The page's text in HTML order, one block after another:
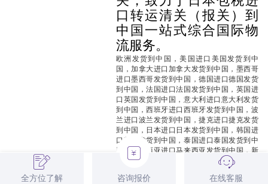
口转运清关（报关）到
中国一站式综合国际物
流服务。
欧洲发货到中国，美国进口美国发货到中
国，加拿大进口加拿大发货到中国，墨西哥
进口墨西哥发货到中国，德国进口德国发货
到中国，法国进口法国发货到中国，英国进
口英国发货到中国 ，意大利进口意大利发货
到中国，西班牙进口西班牙发货到中国，波
兰进口波兰发货到中国，捷克进口捷克发货
到中国，日本进口日本发货到中国，韩国进
口韩国发货到中国，泰国进口泰国发货到中
国，马来西亚进口马来西亚发货到中国，新
加坡进口新加坡发货到中国，澳门进口澳门
发货到中国，香港进口香港发货到中国，葡
萄牙进口葡萄牙发货到中国，荷兰进口荷兰
全方位了解 咨询报价 在线客服